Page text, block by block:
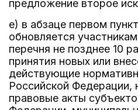
предложение второе
е) в абзаце первом
обновляется
перечня не позднее 10
принятия новых или
действующие
Российской Федерации,
правовые акты